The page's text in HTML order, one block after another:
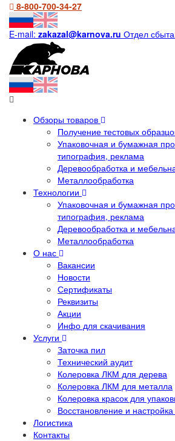
8-800-700-34-27
E-mail: zakazal@karnova.ru Отдел
Обзоры товаров
Получение тестовых
Упаковочная и бумажная
типография, реклама
Деревообработка и
Металлообработка
Технологии
Упаковочная и бумажная
типография, реклама
Деревообработка и
Металлообработка
О нас
Вакансии
Новости
Сертификаты
Реквизиты
Акции
Инфо для скачивания
Услуги
Заточка пил
Технический аудит
Колеровка ЛКМ для дерева
Колеровка ЛКМ для металла
Колеровка красок для
Восстановление и
Логистика
Контакты